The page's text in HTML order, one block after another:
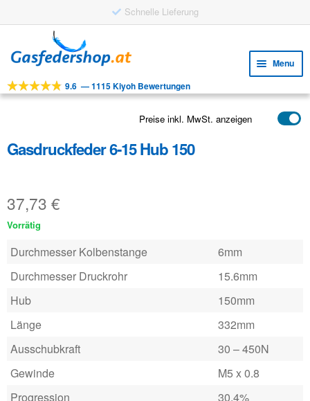
Schnelle Lieferung
to
navigation
to
content
Menu
WERKZEUGE
menu
ANWENDUNGEN
FAQ
9.6 —1115 Kiyoh Bewertungen
Preise inkl. MwSt. anzeigen
Gasdruckfeder 6-15 Hub 150
37,73 €
Vorrätig
Durchmesser Kolbenstange
6mm
Durchmesser Druckrohr
15.6mm
Hub
150mm
Länge
332mm
Ausschubkraft
30 – 450N
Gewinde
M5 x 0.8
Progression
30.4%